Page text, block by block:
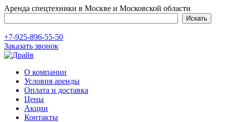
Аренда спецтехники в Москве и Московской области
+7-925-896-55-50
Заказать звонок
О компании
Условия аренды
Оплата и доставка
Цены
Акции
Контакты